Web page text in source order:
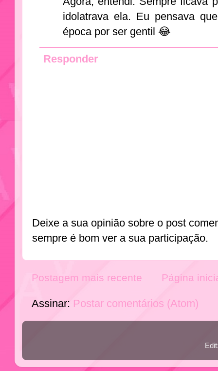
idolatrava ela. Eu pensava
época por ser gentil 😂
Responder
Deixe a sua opinião sobre o post
sempre é bom ver a sua participação.
Postagem mais recente Página
Assinar: Postar comentários (Atom)